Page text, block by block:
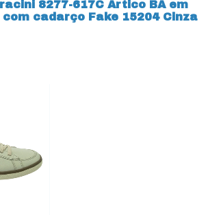
8277-617C Artico BA em
cadarço Fake 15204 Cinza